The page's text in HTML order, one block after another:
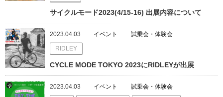
サイクルモード2023(4/15-16) 出展内容について
2023.04.03 イベント 試乗会・体験会
RIDLEY
CYCLE MODE TOKYO 2023にRIDLEYが出展
2023.04.03 イベント 試乗会・体験会